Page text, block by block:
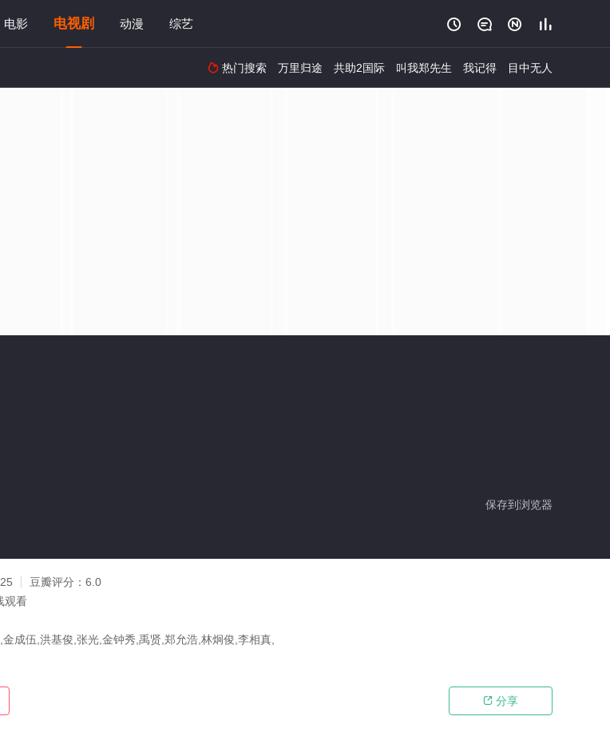
电影 电视剧 动漫 综艺    
 热门搜索 万里归途 共助2国际 叫我郑先生 我记得 目中无人
保存到浏览器
豆瓣评分： 6.0
观看
成伍,洪基俊,张光,金钟秀,禹贤,郑允浩,林炯俊,李相真,
 分享